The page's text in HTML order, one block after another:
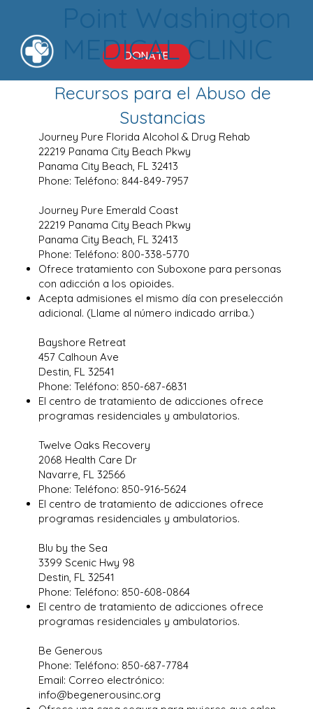
DONATE
MEDICAL CLINIC
Recursos para el Abuso de
Sustancias
Journey Pure Florida Alcohol & Drug Rehab
22219 Panama City Beach Pkwy
Panama City Beach, FL 32413
Phone: Teléfono: 844-849-7957
Journey Pure Emerald Coast
22219 Panama City Beach Pkwy
Panama City Beach, FL 32413
Phone: Teléfono: 800-338-5770
Ofrece tratamiento con Suboxone para personas
con adicción a los opioides.
Acepta admisiones el mismo día con preselección
adicional. (Llame al número indicado arriba.)
Bayshore Retreat
457 Calhoun Ave
Destin, FL 32541
Phone: Teléfono: 850-687-6831
El centro de tratamiento de adicciones ofrece
programas residenciales y ambulatorios.
Twelve Oaks Recovery
2068 Health Care Dr
Navarre, FL 32566
Phone: Teléfono: 850-916-5624
El centro de tratamiento de adicciones ofrece
programas residenciales y ambulatorios.
Blu by the Sea
3399 Scenic Hwy 98
Destin, FL 32541
Phone: Teléfono: 850-608-0864
El centro de tratamiento de adicciones ofrece
programas residenciales y ambulatorios.
Be Generous
Phone: Teléfono: 850-687-7784
Email: Correo electrónico:
info@begenerousinc.org